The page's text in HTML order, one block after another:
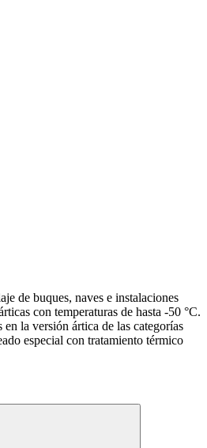
de buques, naves e instalaciones
con temperaturas de hasta -50 °С.
en la versión ártica de las categorías
especial con tratamiento térmico